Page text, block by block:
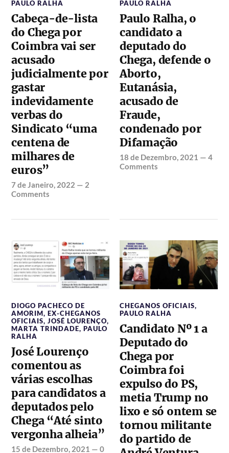
PAULO RALHA
Cabeça-de-lista
do Chega por
Coimbra vai ser
acusado
judicialmente por
gastar
indevidamente
verbas do
Sindicato “uma
centena de
milhares de
euros”
7 de Janeiro, 2022 — 2
Comments
PAULO RALHA
Paulo Ralha, o
candidato a
deputado do
Chega, defende o
Aborto,
Eutanásia,
acusado de
Fraude,
condenado por
Difamação
18 de Dezembro, 2021 —4
Comments
DIOGO PACHECO DE
AMORIM,EX-CHEGANOS
OFICIAIS,JOSÉ LOURENÇO,
MARTA TRINDADE,PAULO
RALHA
José Lourenço
comentou as
várias escolhas
para candidatos a
deputados pelo
Chega “Até sinto
vergonha alheia”
15 de Dezembro, 2021 —0
CHEGANOS OFICIAIS,
PAULO RALHA
Candidato Nº 1 a
Deputado do
Chega por
Coimbra foi
expulso do PS,
metia Trump no
lixo e só ontem se
tornou militante
do partido de